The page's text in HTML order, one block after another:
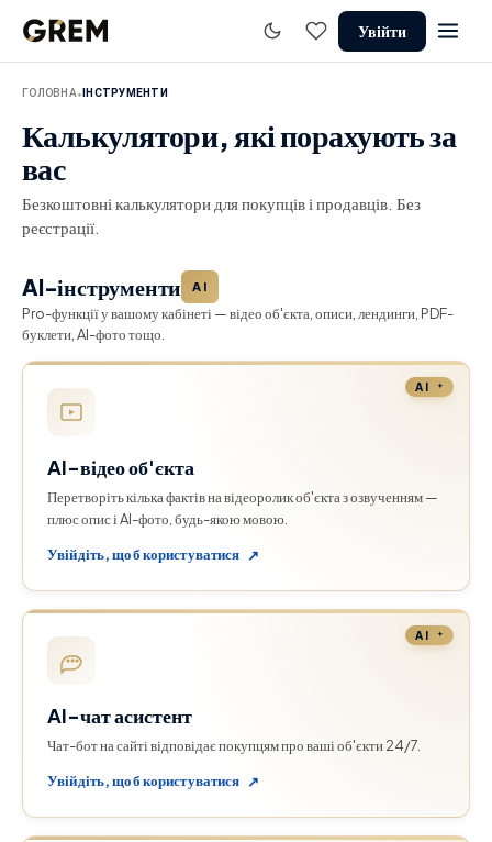
Увійти
ГОЛОВНА ⬥ ІНСТРУМЕНТИ
Калькулятори, які порахують за
вас
Безкоштовні калькулятори для покупців і продавців. Без
реєстрації.
AI-інструменти AI
Pro-функції у вашому кабінеті — відео об'єкта, описи, лендинги, PDF-
буклети, AI-фото тощо.
AI
AI-відео об'єкта
Перетворіть кілька фактів на відеоролик об'єкта з озвученням —
плюс опис і AI-фото, будь-якою мовою.
Увійдіть, щоб користуватися ↗
AI
AI-чат асистент
Чат-бот на сайті відповідає покупцям про ваші об'єкти 24/7.
Увійдіть, щоб користуватися ↗